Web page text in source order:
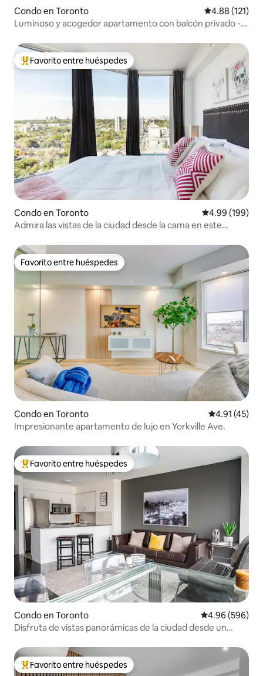
Condo en Toronto Calificación
4.88 (121)
Luminoso y acogedor apartamento con balcón privado -
Favorito entre huéspedes preferido
Favorito entre huéspedes
Condo en Toronto Calificación
4.99 (199)
Admira las vistas de la ciudad desde la cama en este
Favorito entre huéspedes
Favorito entre huéspedes
Condo en Toronto Calificación
4.91 (45)
Impresionante apartamento de lujo en Yorkville Ave.
Favorito entre huéspedes preferido
Favorito entre huéspedes
Condo en Toronto Calificación
4.96 (596)
Disfruta de vistas panorámicas de la ciudad desde un
Favorito entre huéspedes preferido
Favorito entre huéspedes